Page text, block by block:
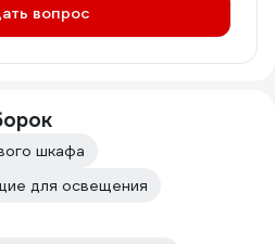
вопрос
шкафа
для освещения